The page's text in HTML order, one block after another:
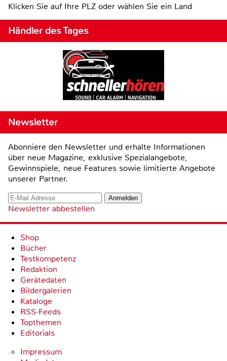
Klicken Sie auf Ihre PLZ oder wählen Sie ein Land
Händler des Tages
Newsletter
Abonniere den Newsletter und erhalte Informationen
über neue Magazine, exklusive Spezialangebote,
Gewinnspiele, neue Features sowie limitierte Angebote
unserer Partner.
Newsletter abbestellen
Shop
Bücher
Testkompetenz
Redaktion
Gerätedaten
Bildergalerien
Kataloge
RSS-Feeds
Topthemen
Editorials
Impressum